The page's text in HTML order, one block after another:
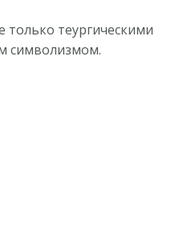
только теургическими
символизмом.